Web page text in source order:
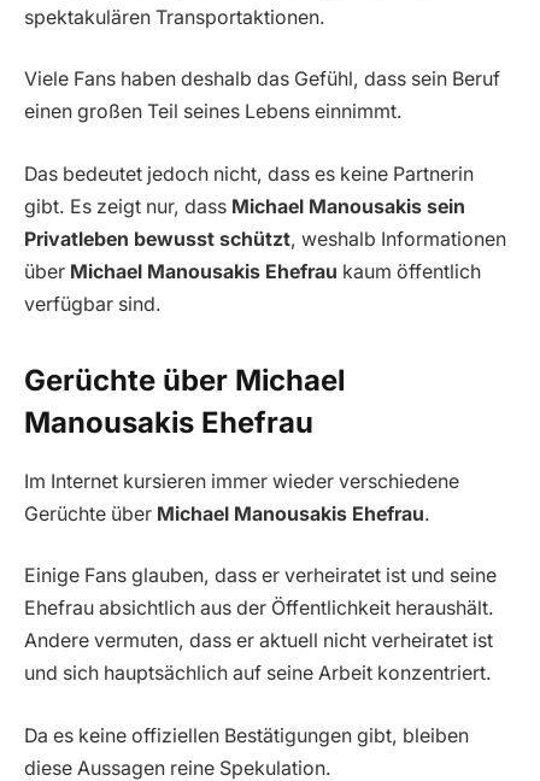
spektakulären Transportaktionen.
Viele Fans haben deshalb das Gefühl, dass sein Beruf
einen großen Teil seines Lebens einnimmt.
Das bedeutet jedoch nicht, dass es keine Partnerin
gibt. Es zeigt nur, dass Michael Manousakis sein
Privatleben bewusst schützt, weshalb Informationen
über Michael Manousakis Ehefrau kaum öffentlich
verfügbar sind.
Gerüchte über Michael
Manousakis Ehefrau
Im Internet kursieren immer wieder verschiedene
Gerüchte über Michael Manousakis Ehefrau.
Einige Fans glauben, dass er verheiratet ist und seine
Ehefrau absichtlich aus der Öffentlichkeit heraushält.
Andere vermuten, dass er aktuell nicht verheiratet ist
und sich hauptsächlich auf seine Arbeit konzentriert.
Da es keine offiziellen Bestätigungen gibt, bleiben
diese Aussagen reine Spekulation.